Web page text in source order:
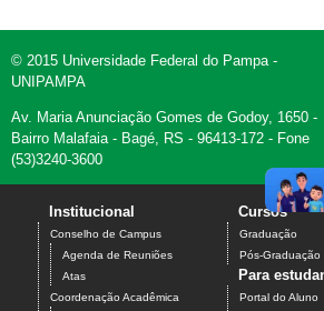
© 2015 Universidade Federal do Pampa -
UNIPAMPA
Av. Maria Anunciação Gomes de Godoy, 1650 -
Bairro Malafaia - Bagé, RS - 96413-172 - Fone
(53)3240-3600
Institucional
Conselho de Campus
Agenda de Reuniões
Atas
Coordenação Acadêmica
Cursos
Graduação
Pós-Graduação
Para
Portal do Aluno